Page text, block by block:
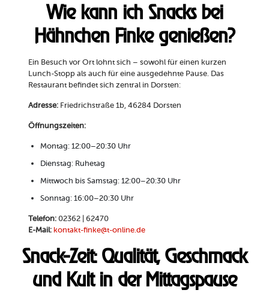
Wie kann ich Snacks bei
Hähnchen Finke genießen?
Ein Besuch vor Ort lohnt sich – sowohl für einen kurzen
Lunch-Stopp als auch für eine ausgedehnte Pause. Das
Restaurant befindet sich zentral in Dorsten:
Adresse:Friedrichstraße 1b, 46284 Dorsten
Öffnungszeiten:
Montag: 12:00–20:30 Uhr
Dienstag: Ruhetag
Mittwoch bis Samstag: 12:00–20:30 Uhr
Sonntag: 16:00–20:30 Uhr
Telefon:02362 | 62470
E-Mail: kontakt-finke@t-online.de
Snack-Zeit: Qualität, Geschmack
und Kult in der Mittagspause